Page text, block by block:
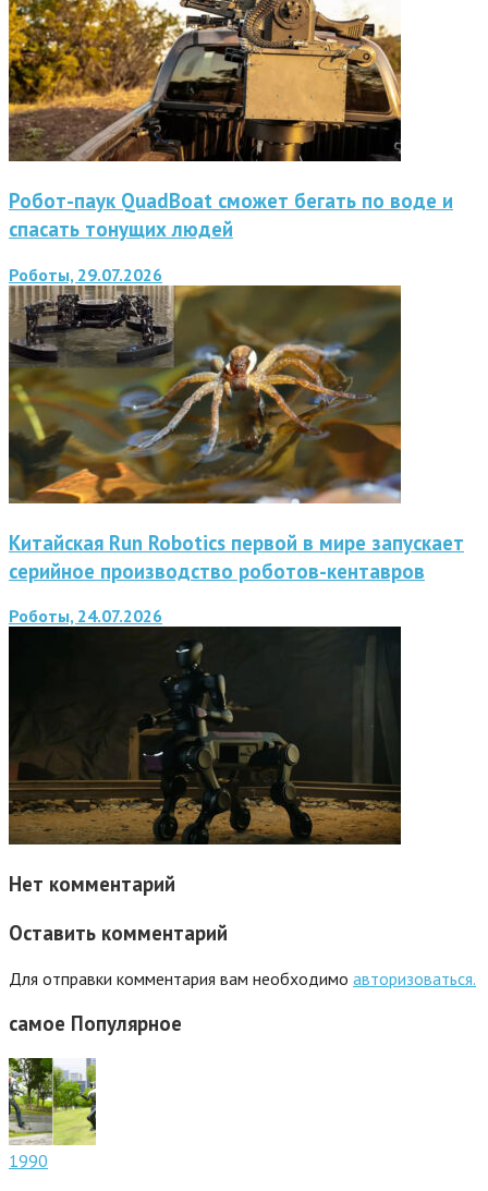
Робот-паук QuadBoat сможет бегать по воде и
спасать тонущих людей
Роботы, 29.07.2026
Китайская Run Robotics первой в мире запускает
серийное производство роботов-кентавров
Роботы, 24.07.2026
Нет комментарий
Оставить комментарий
Для отправки комментария вам необходимо авторизоваться.
самое Популярное
1990